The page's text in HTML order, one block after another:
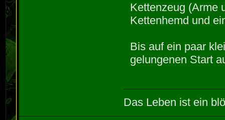
Kettenzeug (Arme
Kettenhemd und
Bis auf ein paar
gelungenen Start
Das Leben ist ein